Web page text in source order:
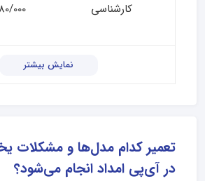
کارشناسی
نمایش بیشتر
تعمیر کدام مدل‌ها و مشکلات
در آی‌پی امداد انجام می‌شود؟